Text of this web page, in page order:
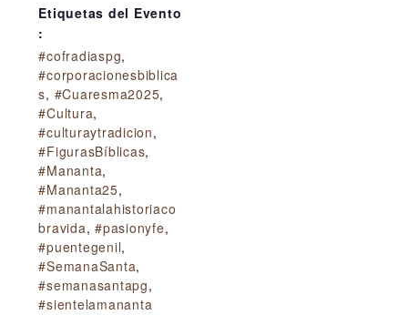
Etiquetas del Evento
:
#cofradiaspg,
#corporacionesbiblica
s, #Cuaresma2025,
#Cultura,
#culturaytradicion,
#FigurasBíblicas,
#Mananta,
#Mananta25,
#manantalahistoriaco
bravida,#pasionyfe,
#puentegenil,
#SemanaSanta,
#semanasantapg,
#sientelamananta